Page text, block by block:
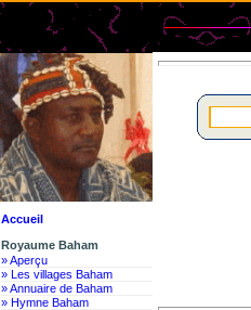
Accueil
Royaume Baham
» Aperçu
» Les villages Baham
» Annuaire de Baham
» Hymne Baham